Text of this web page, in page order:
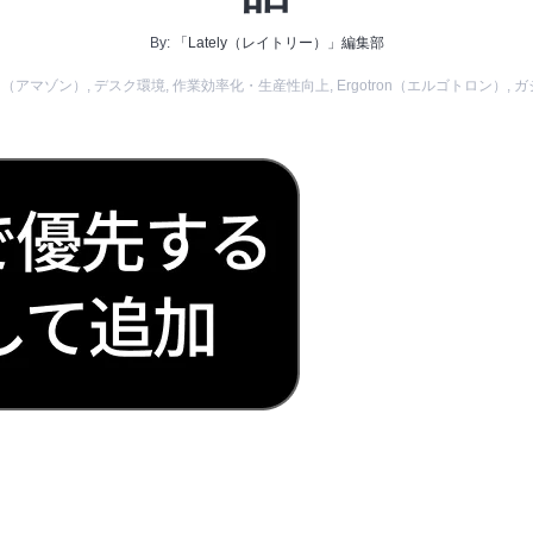
By: 「Lately（レイトリー）」編集部
アマゾン） , デスク環境, 作業効率化・生産性向上 , Ergotron（エルゴトロン） , ガ